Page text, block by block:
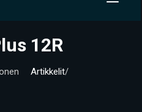
12R
Artikkelit/